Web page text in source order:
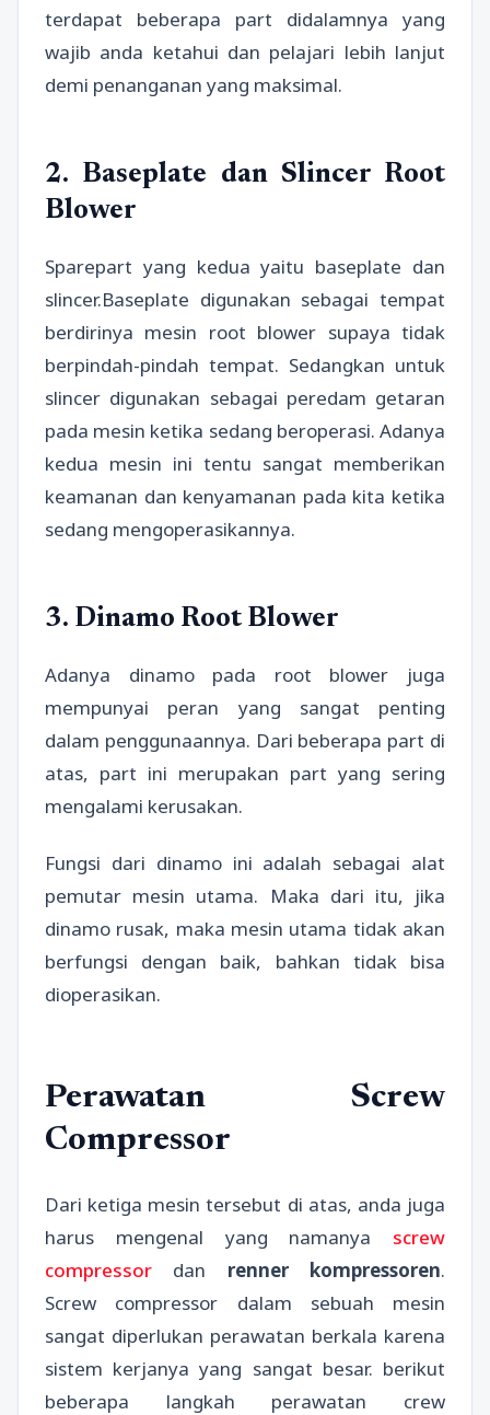
terdapat beberapa part didalamnya yang
wajib anda ketahui dan pelajari lebih lanjut
demi penanganan yang maksimal.
2. Baseplate dan Slincer Root
Blower
Sparepart yang kedua yaitu baseplate dan
slincer.Baseplate digunakan sebagai tempat
berdirinya mesin root blower supaya tidak
berpindah-pindah tempat. Sedangkan untuk
slincer digunakan sebagai peredam getaran
pada mesin ketika sedang beroperasi. Adanya
kedua mesin ini tentu sangat memberikan
keamanan dan kenyamanan pada kita ketika
sedang mengoperasikannya.
3. Dinamo Root Blower
Adanya dinamo pada root blower juga
mempunyai peran yang sangat penting
dalam penggunaannya. Dari beberapa part di
atas, part ini merupakan part yang sering
mengalami kerusakan.
Fungsi dari dinamo ini adalah sebagai alat
pemutar mesin utama. Maka dari itu, jika
dinamo rusak, maka mesin utama tidak akan
berfungsi dengan baik, bahkan tidak bisa
dioperasikan.
Perawatan Screw
Compressor
Dari ketiga mesin tersebut di atas, anda juga
harus mengenal yang namanya screw
compressor dan renner kompressoren.
Screw compressor dalam sebuah mesin
sangat diperlukan perawatan berkala karena
sistem kerjanya yang sangat besar. berikut
beberapa langkah perawatan crew